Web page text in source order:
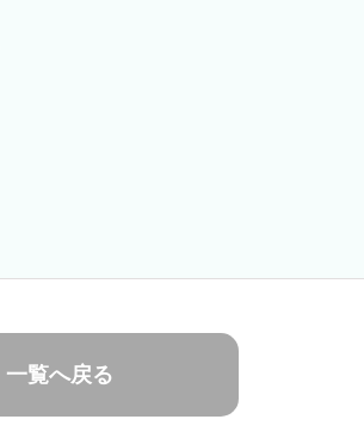
一覧へ戻る